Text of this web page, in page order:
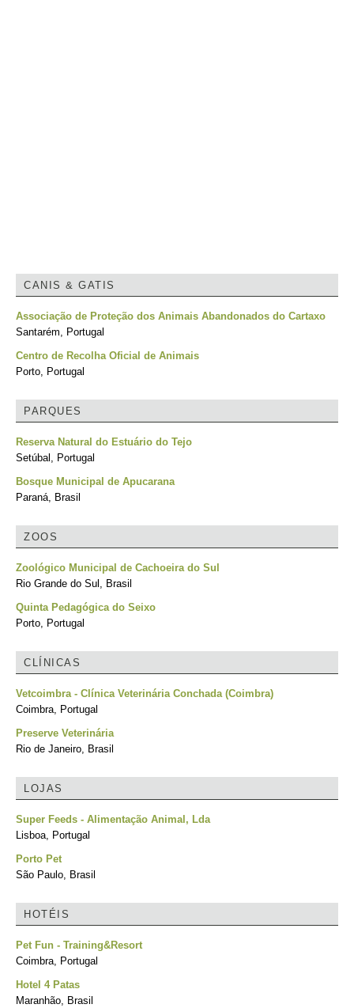
CANIS & GATIS
Associação de Proteção dos Animais Abandonados do Cartaxo
Santarém, Portugal
Centro de Recolha Oficial de Animais
Porto, Portugal
PARQUES
Reserva Natural do Estuário do Tejo
Setúbal, Portugal
Bosque Municipal de Apucarana
Paraná, Brasil
ZOOS
Zoológico Municipal de Cachoeira do Sul
Rio Grande do Sul, Brasil
Quinta Pedagógica do Seixo
Porto, Portugal
CLÍNICAS
Vetcoimbra - Clínica Veterinária Conchada (Coimbra)
Coimbra, Portugal
Preserve Veterinária
Rio de Janeiro, Brasil
LOJAS
Super Feeds - Alimentação Animal, Lda
Lisboa, Portugal
Porto Pet
São Paulo, Brasil
HOTÉIS
Pet Fun - Training&Resort
Coimbra, Portugal
Hotel 4 Patas
Maranhão, Brasil